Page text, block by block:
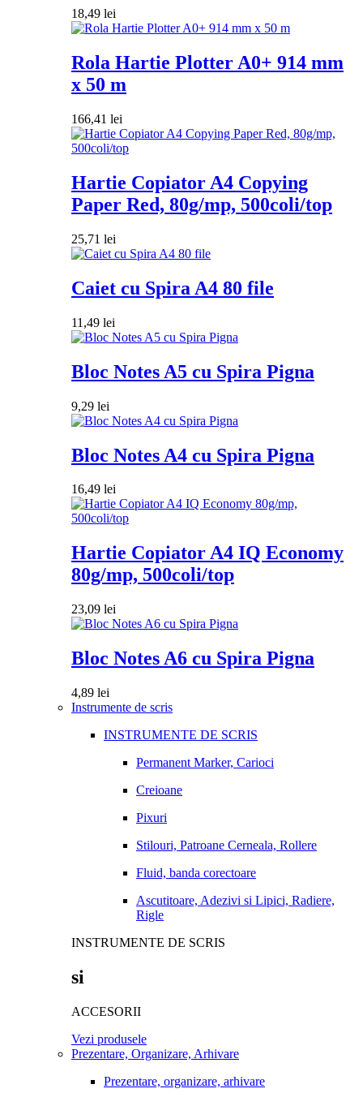
18,49 lei
Rola Hartie Plotter A0+ 914 mm
x 50 m
166,41 lei
Hartie Copiator A4 Copying
Paper Red, 80g/mp, 500coli/top
25,71 lei
Caiet cu Spira A4 80 file
11,49 lei
Bloc Notes A5 cu Spira Pigna
9,29 lei
Bloc Notes A4 cu Spira Pigna
16,49 lei
Hartie Copiator A4 IQ Economy
80g/mp, 500coli/top
23,09 lei
Bloc Notes A6 cu Spira Pigna
4,89 lei
Instrumente de scris
INSTRUMENTE DE SCRIS
Permanent Marker, Carioci
Creioane
Pixuri
Stilouri, Patroane Cerneala, Rollere
Fluid, banda corectoare
Ascutitoare, Adezivi si Lipici, Radiere,
Rigle
INSTRUMENTE DE SCRIS
si
ACCESORII
Vezi produsele
Prezentare, Organizare, Arhivare
Prezentare, organizare, arhivare